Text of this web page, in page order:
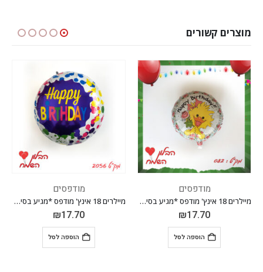
מוצרים קשורים
מודפסים
מיילרים 18 אינץ' מודפס *מגיע בסיטונאות חבילה של 5 יח' *
₪17.70
הוספה לסל
מודפסים
מיילרים 18 אינץ' מודפס *מגיע בסיטונאות חבילה של 5 יח' *
₪17.70
הוספה לסל